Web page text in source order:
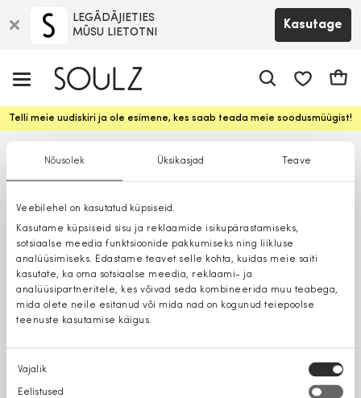
Nõusolek Üksikasjad Teave
Veebilehel on kasutatud küpsiseid.
Kasutame küpsiseid sisu ja reklaamide isikupärastamiseks,
sotsiaalse meedia funktsioonide pakkumiseks ning liikluse
analüüsimiseks. Edastame teavet selle kohta, kuidas meie saiti
kasutate, ka oma sotsiaalse meedia, reklaami- ja
analüüsipartneritele, kes võivad seda kombineerida muu teabega,
mida olete neile esitanud või mida nad on kogunud teiepoolse
teenuste kasutamise käigus.
Nõusoleku
valik
Vajalik
Eelistused
LEGĀDĀJIETIES
MŪSU LIETOTNI
Kasutage
Telli meie uudiskiri ja ole esimene, kes saab teada meie soodusmüügist!